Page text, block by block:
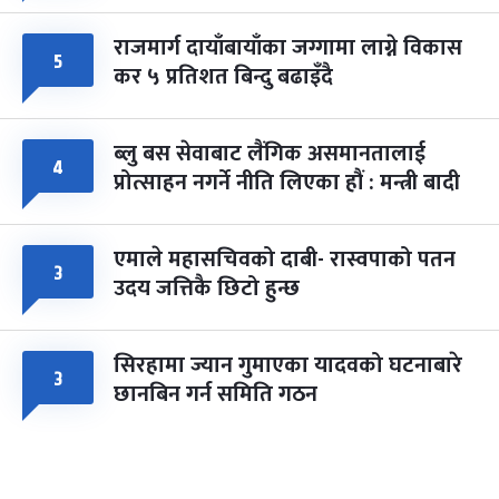
५ राजमार्ग दायाँबायाँका जग्गामा लाग्ने विकास
कर ५ प्रतिशत बिन्दु बढाइँदै
४ ब्लु बस सेवाबाट लैंगिक असमानतालाई
प्रोत्साहन नगर्ने नीति लिएका हौं : मन्त्री बादी
३ एमाले महासचिवको दाबी- रास्वपाको पतन
उदय जत्तिकै छिटो हुन्छ
३ सिरहामा ज्यान गुमाएका यादवको घटनाबारे
छानबिन गर्न समिति गठन